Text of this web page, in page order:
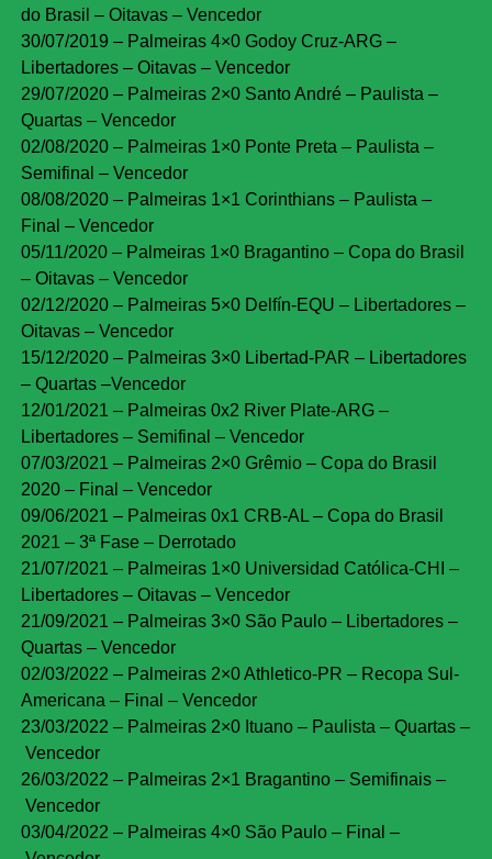
do Brasil – Oitavas – Vencedor
30/07/2019 – Palmeiras 4×0 Godoy Cruz-ARG –
Libertadores – Oitavas – Vencedor
29/07/2020 – Palmeiras 2×0 Santo André – Paulista –
Quartas – Vencedor
02/08/2020 – Palmeiras 1×0 Ponte Preta – Paulista –
Semifinal – Vencedor
08/08/2020 – Palmeiras 1×1 Corinthians – Paulista –
Final – Vencedor
05/11/2020 – Palmeiras 1×0 Bragantino – Copa do Brasil
– Oitavas – Vencedor
02/12/2020 – Palmeiras 5×0 Delfín-EQU – Libertadores –
Oitavas – Vencedor
15/12/2020 – Palmeiras 3×0 Libertad-PAR – Libertadores
– Quartas –Vencedor
12/01/2021 – Palmeiras 0x2 River Plate-ARG –
Libertadores – Semifinal – Vencedor
07/03/2021 – Palmeiras 2×0 Grêmio – Copa do Brasil
2020 – Final – Vencedor
09/06/2021 – Palmeiras 0x1 CRB-AL – Copa do Brasil
2021 – 3ª Fase – Derrotado
21/07/2021 – Palmeiras 1×0 Universidad Católica-CHI –
Libertadores – Oitavas – Vencedor
21/09/2021 – Palmeiras 3×0 São Paulo – Libertadores –
Quartas – Vencedor
02/03/2022 – Palmeiras 2×0 Athletico-PR – Recopa Sul-
Americana – Final – Vencedor
23/03/2022 – Palmeiras 2×0 Ituano – Paulista – Quartas –
Vencedor
26/03/2022 – Palmeiras 2×1 Bragantino – Semifinais –
Vencedor
03/04/2022 – Palmeiras 4×0 São Paulo – Final –